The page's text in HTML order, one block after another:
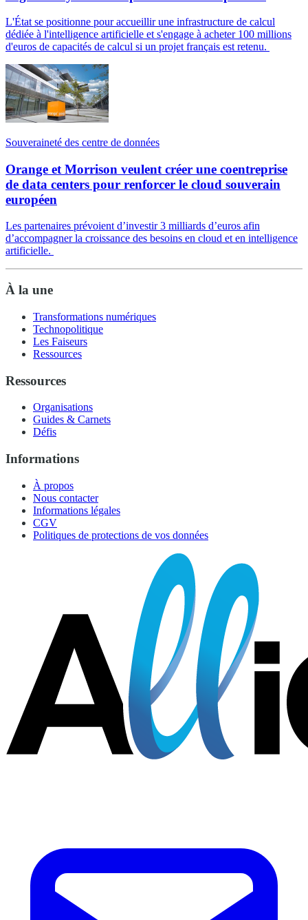
L'État se positionne pour accueillir une infrastructure de calcul
dédiée à l'intelligence artificielle et s'engage à acheter 100 millions
d'euros de capacités de calcul si un projet français est retenu.
Souveraineté des centre de données
Orange et Morrison veulent créer une coentreprise
de data centers pour renforcer le cloud souverain
européen
Les partenaires prévoient d’investir 3 milliards d’euros afin
d’accompagner la croissance des besoins en cloud et en intelligence
artificielle.
À la une
Transformations numériques
Technopolitique
Les Faiseurs
Ressources
Ressources
Organisations
Guides & Carnets
Défis
Informations
À propos
Nous contacter
Informations légales
CGV
Politiques de protections de vos données